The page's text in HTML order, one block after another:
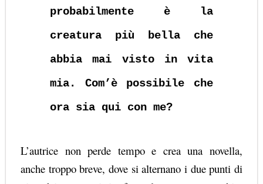
probabilmente è la
creatura più bella che
abbia mai visto in vita
mia. Com’è possibile che
ora sia qui con me?
L’autrice non perde tempo e crea una novella,
anche troppo breve, dove si alternano i due punti di